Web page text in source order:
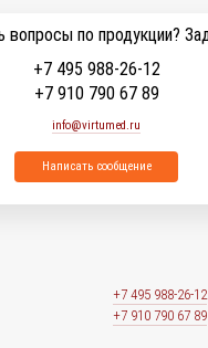
вопросы по продукции?
+7 495 988-26-12
+7 910 790 67 89
info@virtumed.ru
Написать сообщение
+7 495 988-26-12
+7 910 790 67 89